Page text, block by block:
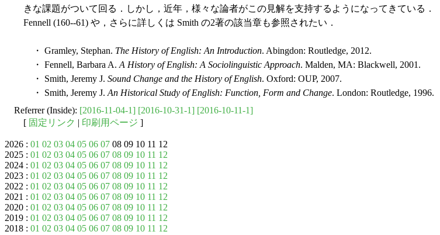
きな課題がついて回る．しかし，近年，様々な論者がこの見解を支持するようになってきている．
Fennell (160--61) や，さらに詳しくは Smith の2著の該当章も参照されたい．
・ Gramley, Stephan. The History of English: An Introduction. Abingdon: Routledge, 2012.
・ Fennell, Barbara A. A History of English: A Sociolinguistic Approach. Malden, MA: Blackwell, 2001.
・ Smith, Jeremy J. Sound Change and the History of English. Oxford: OUP, 2007.
・ Smith, Jeremy J. An Historical Study of English: Function, Form and Change. London: Routledge, 1996.
Referrer (Inside): [2016-11-04-1] [2016-10-31-1] [2016-10-11-1]
[ 固定リンク | 印刷用ページ ]
2026 : 01 02 03 04 05 06 07 08 09 10 11 12
2025 : 01 02 03 04 05 06 07 08 09 10 11 12
2024 : 01 02 03 04 05 06 07 08 09 10 11 12
2023 : 01 02 03 04 05 06 07 08 09 10 11 12
2022 : 01 02 03 04 05 06 07 08 09 10 11 12
2021 : 01 02 03 04 05 06 07 08 09 10 11 12
2020 : 01 02 03 04 05 06 07 08 09 10 11 12
2019 : 01 02 03 04 05 06 07 08 09 10 11 12
2018 : 01 02 03 04 05 06 07 08 09 10 11 12